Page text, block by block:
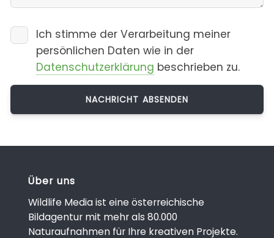
Ich stimme der Verarbeitung meiner
persönlichen Daten wie in der
Datenschutzerklärung beschrieben zu.
Über uns
Wildlife Media ist eine österreichische
Bildagentur mit mehr als 80.000
Naturaufnahmen für Ihre kreativen Projekte.